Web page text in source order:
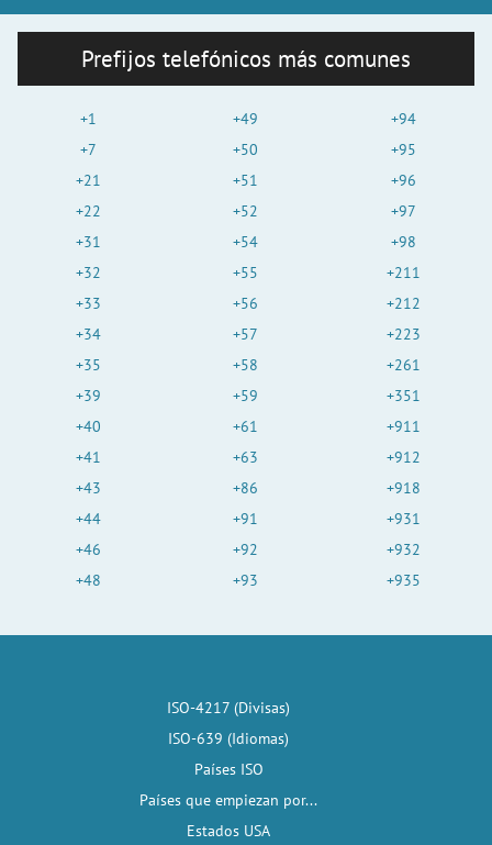
Prefijos telefónicos más comunes
+1
+7
+21
+22
+31
+32
+33
+34
+35
+39
+40
+41
+43
+44
+46
+48
+49
+50
+51
+52
+54
+55
+56
+57
+58
+59
+61
+63
+86
+91
+92
+93
+94
+95
+96
+97
+98
+211
+212
+223
+261
+351
+911
+912
+918
+931
+932
+935
ISO-4217 (Divisas)
ISO-639 (Idiomas)
Países ISO
Países que empiezan por...
Estados USA